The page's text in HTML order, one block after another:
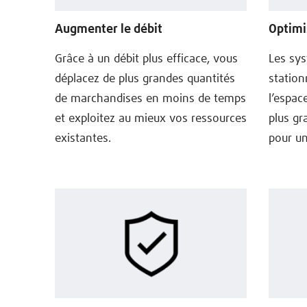
Augmenter le débit
Grâce à un débit plus efficace, vous
déplacez de plus grandes quantités
de marchandises en moins de temps
et exploitez au mieux vos ressources
existantes.
Les
plus
pour